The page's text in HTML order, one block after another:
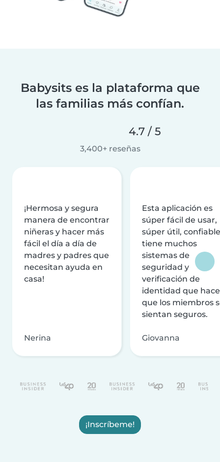
Babysits es la plataforma que
las familias más confían.
4.7 / 5
3,400+ reseñas
¡Hermosa y segura
manera de encontrar
niñeras y hacer más
fácil el día a día de
madres y padres que
necesitan ayuda en
casa!
Nerina
Esta aplicación es
súper fácil de usar,
súper útil,
tiene muchos
sistemas de
seguridad y
verificación de
identidad que
que los miembros
sientan seguros.
Giovanna
¡Inscríbeme!